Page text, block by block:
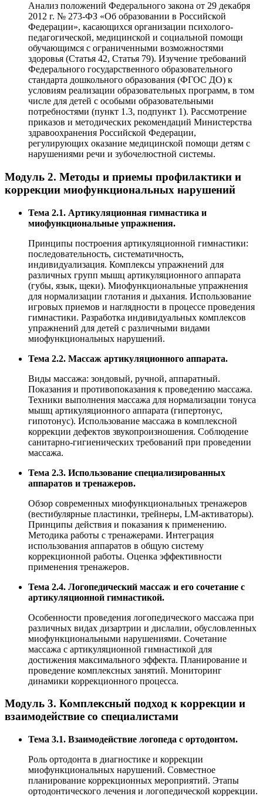
Анализ положений Федерального закона от 29 декабря
2012 г. № 273-ФЗ «Об образовании в Российской
Федерации», касающихся организации психолого-
педагогической, медицинской и социальной помощи
обучающимся с ограниченными возможностями
здоровья (Статья 42, Статья 79). Изучение требований
Федерального государственного образовательного
стандарта дошкольного образования (ФГОС ДО) к
условиям реализации образовательных программ, в том
числе для детей с особыми образовательными
потребностями (пункт 1.3, подпункт 1). Рассмотрение
приказов и методических рекомендаций Министерства
здравоохранения Российской Федерации,
регулирующих оказание медицинской помощи детям с
нарушениями речи и зубочелюстной системы.
Модуль 2. Методы и приемы профилактики и
коррекции миофункциональных нарушений
Тема 2.1. Артикуляционная гимнастика и
миофункциональные упражнения.
Принципы построения артикуляционной гимнастики:
последовательность, систематичность,
индивидуализация. Комплексы упражнений для
различных групп мышц артикуляционного аппарата
(губы, язык, щеки). Миофункциональные упражнения
для нормализации глотания и дыхания. Использование
игровых приемов и наглядности в процессе проведения
гимнастики. Разработка индивидуальных комплексов
упражнений для детей с различными видами
миофункциональных нарушений.
Тема 2.2. Массаж артикуляционного аппарата.
Виды массажа: зондовый, ручной, аппаратный.
Показания и противопоказания к проведению массажа.
Техники выполнения массажа для нормализации тонуса
мышц артикуляционного аппарата (гипертонус,
гипотонус). Использование массажа в комплексной
коррекции дефектов звукопроизношения. Соблюдение
санитарно-гигиенических требований при проведении
массажа.
Тема 2.3. Использование специализированных
аппаратов и тренажеров.
Обзор современных миофункциональных тренажеров
(вестибулярные пластинки, трейнеры, LM-активаторы).
Принципы действия и показания к применению.
Методика работы с тренажерами. Интеграция
использования аппаратов в общую систему
коррекционной работы. Оценка эффективности
применения тренажеров.
Тема 2.4. Логопедический массаж и его сочетание с
артикуляционной гимнастикой.
Особенности проведения логопедического массажа при
различных видах дизартрии и дислалии, обусловленных
миофункциональными нарушениями. Сочетание
массажа с артикуляционной гимнастикой для
достижения максимального эффекта. Планирование и
проведение комплексных занятий. Мониторинг
динамики коррекционного процесса.
Модуль 3. Комплексный подход к коррекции и
взаимодействие со специалистами
Тема 3.1. Взаимодействие логопеда с ортодонтом.
Роль ортодонта в диагностике и коррекции
миофункциональных нарушений. Совместное
планирование коррекционных мероприятий. Этапы
ортодонтического лечения и логопедической коррекции.